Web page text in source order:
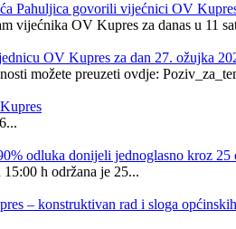
Pahuljica govorili vijećnici OV
vijećnika OV Kupres za danas u 11
OV Kupres za dan 27. ožujka
možete preuzeti ovdje:
odluka donijeli jednoglasno kroz 25
15:00 h održana je 25...
– konstruktivan rad i sloga